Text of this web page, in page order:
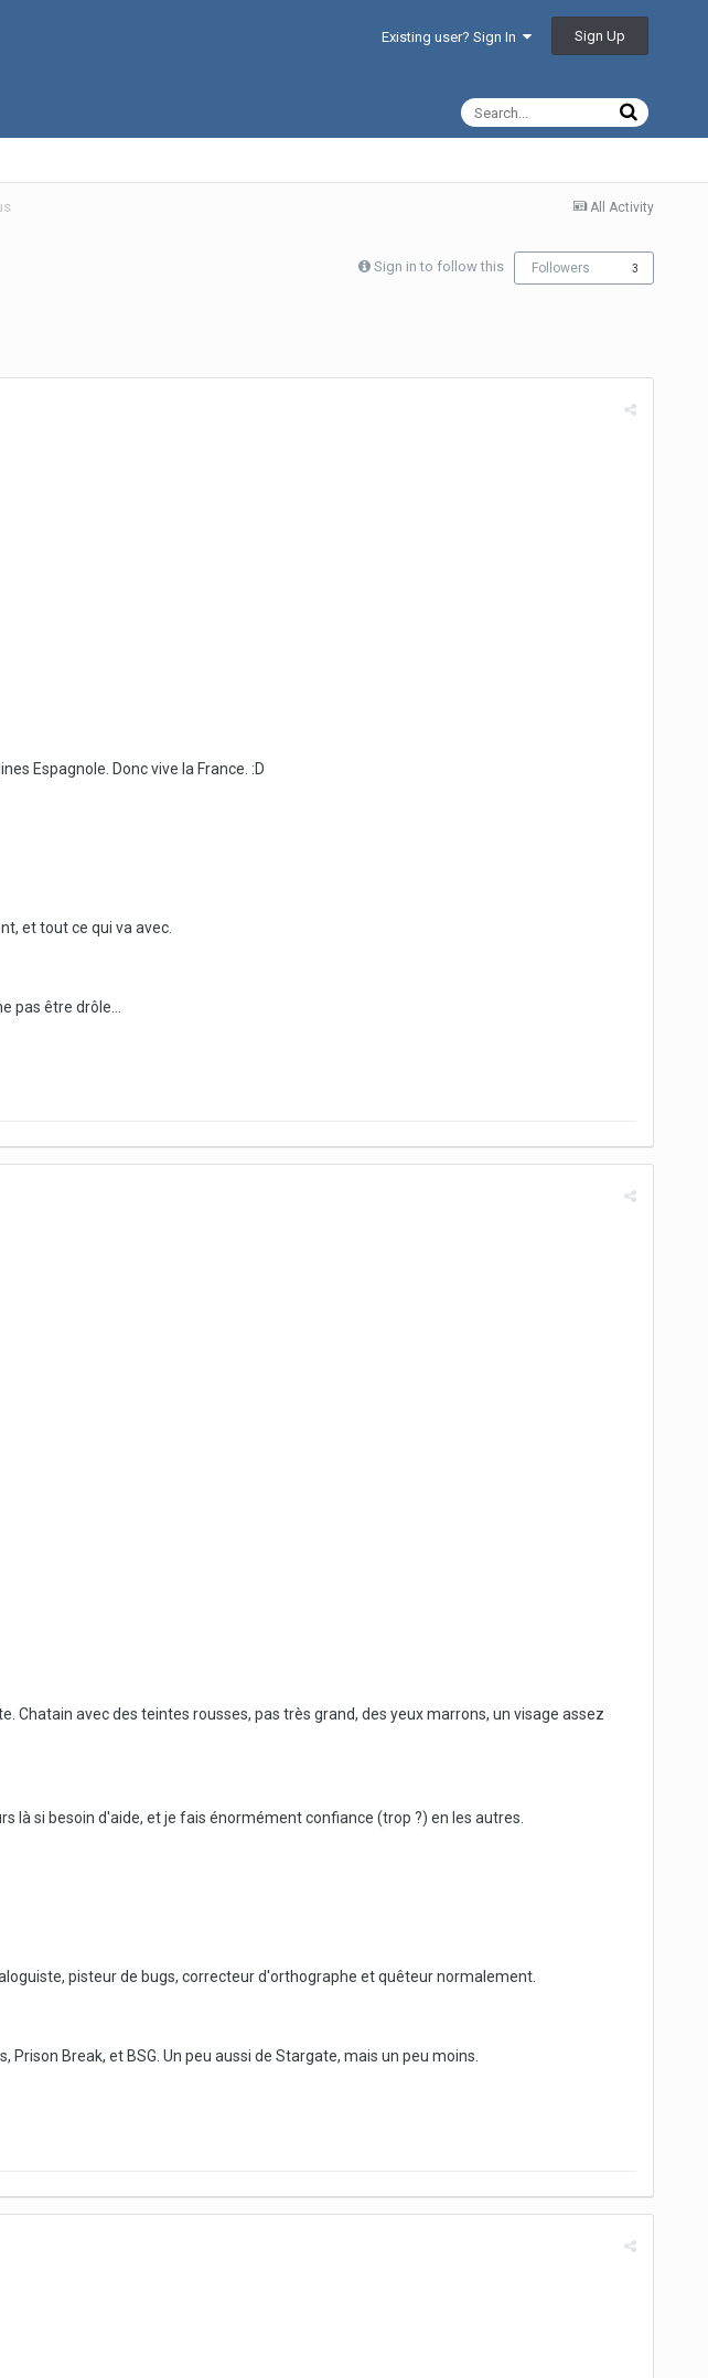
Existing user? Sign In Sign Up
All Activity
Sign in to follow this Followers 3
Espagnole. Donc vive la France. :D
et tout ce qui va avec.
pas être drôle...
Chatain avec des teintes rousses, pas très grand, des yeux marrons, un visage assez
là si besoin d'aide, et je fais énormément confiance (trop ?) en les autres.
pisteur de bugs, correcteur d'orthographe et quêteur normalement.
Break, et BSG. Un peu aussi de Stargate, mais un peu moins.